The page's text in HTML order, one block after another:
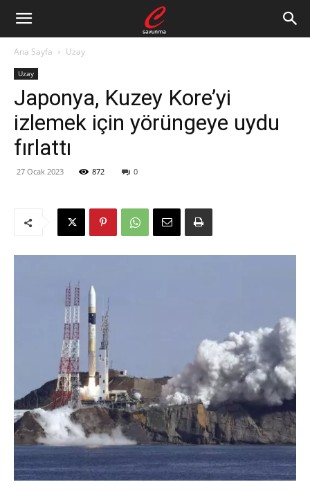
Ana Sayfa Uzay
Uzay
Japonya, Kuzey Kore’yi
izlemek için yörüngeye uydu
fırlattı
27 Ocak 2023 872 0